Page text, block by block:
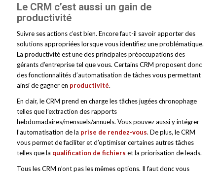
Le CRM c’est aussi un gain de
productivité
Suivre ses actions c’est bien. Encore faut-il savoir apporter des
solutions appropriées lorsque vous identifiez une problématique.
La productivité est une des principales préoccupations des
gérants d’entreprise tel que vous. Certains CRM proposent donc
des fonctionnalités d’automatisation de tâches vous permettant
ainsi de gagner en productivité.
En clair, le CRM prend en charge les tâches jugées chronophage
telles que l’extraction des rapports
hebdomadaires/mensuels/annuels. Vous pouvez aussi y intégrer
l’automatisation de la prise de rendez-vous. De plus, le CRM
vous permet de faciliter et d’optimiser certaines autres tâches
telles que la qualification de fichiers et la priorisation de leads.
Tous les CRM n’ont pas les mêmes options. Il faut donc vous